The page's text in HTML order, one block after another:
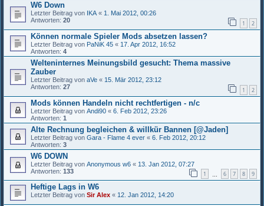
W6 Down
Letzter Beitrag von IKA« 1. Mai 2012, 00:26
Antworten: 20 1 2
Können normale Spieler Mods absetzen lassen?
Letzter Beitrag von PaNiK 45 « 17. Apr 2012, 16:52
Antworten: 4
Welteninternes Meinungsbild gesucht: Thema massive
Zauber
Letzter Beitrag von aVe « 15. Mär 2012, 23:12
Antworten: 27 1 2
Mods können Handeln nicht rechtfertigen - n/c
Letzter Beitrag von Andi90 « 6. Feb 2012, 23:26
Antworten: 1
Alte Rechnung begleichen & willkür Bannen [@Jaden]
Letzter Beitrag von Gara - Flame 4 ever « 6. Feb 2012, 20:12
Antworten: 3
W6 DOWN
Letzter Beitrag von Anonymous w6 « 13. Jan 2012, 07:27
Antworten: 133 1 6 7 8 9
Heftige Lags in W6
Letzter Beitrag von Sir Alex « 12. Jan 2012, 14:20